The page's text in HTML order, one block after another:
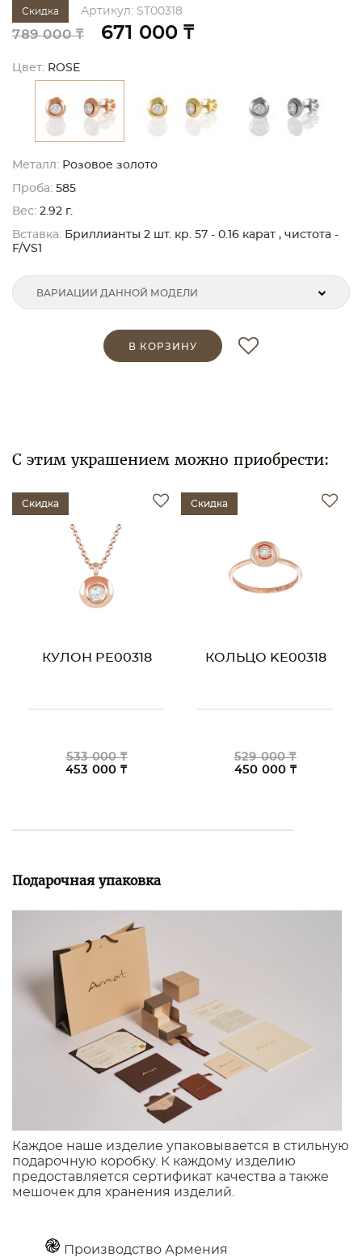
Скидка Артикул: ST00318
789 000 ₸ 671 000 ₸
Цвет: ROSE
Металл: Розовое золото
Проба: 585
Вес: 2.92 г.
Вставка: Бриллианты 2 шт. кр. 57 - 0.16 карат , чистота -
F/VS1
ВАРИАЦИИ ДАННОЙ МОДЕЛИ
В КОРЗИНУ
С этим украшением можно приобрести:
Скидка
КУЛОН PE00318
533 000 ₸
453 000 ₸
Скидка
КОЛЬЦО KE00318
529 000 ₸
450 000 ₸
Подарочная упаковка
Каждое наше изделие упаковывается в стильную
подарочную коробку. К каждому изделию
предоставляется сертификат качества а также
мешочек для хранения изделий.
Производство Армения